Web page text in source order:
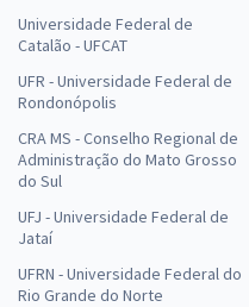
Universidade Federal de
Catalão - UFCAT
UFR - Universidade Federal de
Rondonópolis
CRA MS - Conselho Regional de
Administração do Mato Grosso
do Sul
UFJ - Universidade Federal de
Jataí
UFRN - Universidade Federal do
Rio Grande do Norte